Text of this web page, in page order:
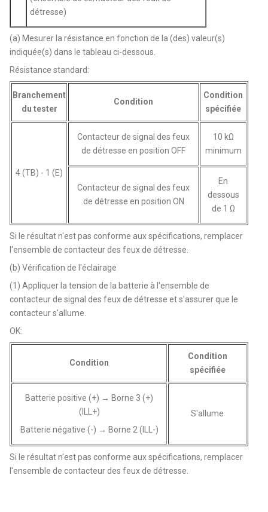
détresse)
(a) Mesurer la résistance en fonction de la (des) valeur(s)
indiquée(s) dans le tableau ci-dessous.
Résistance standard:
Branchement
du tester
Condition
Condition
spécifiée
4 (TB) - 1 (E)
Contacteur de signal des feux
de détresse en position OFF
10 kΩ
minimum
Contacteur de signal des feux
de détresse en position ON
En
dessous
de 1 Ω
Si le résultat n'est pas conforme aux spécifications, remplacer
l'ensemble de contacteur des feux de détresse.
(b) Vérification de l'éclairage
(1) Appliquer la tension de la batterie à l'ensemble de
contacteur de signal des feux de détresse et s'assurer que le
contacteur s'allume.
OK:
Condition
Condition
spécifiée
Batterie positive (+) → Borne 3 (+)
(ILL+)
Batterie négative (-) → Borne 2 (ILL-)
S'allume
Si le résultat n'est pas conforme aux spécifications, remplacer
l'ensemble de contacteur des feux de détresse.